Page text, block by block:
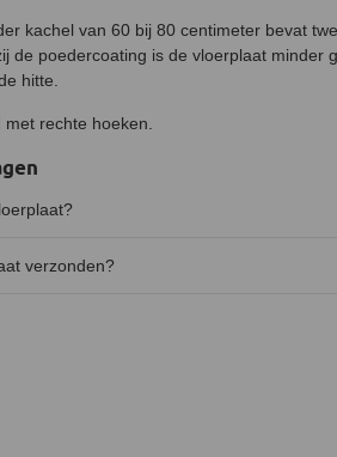
kachel van 60 bij 80 centimeter bevat
de poedercoating is de vloerplaat minder
hitte.
rechte hoeken.
verzonden?